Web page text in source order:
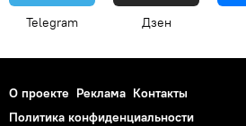
Telegram Дзен
О проекте Реклама Контакты
Политика конфиденциальности